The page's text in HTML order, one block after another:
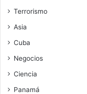
Terrorismo
Asia
Cuba
Negocios
Ciencia
Panamá